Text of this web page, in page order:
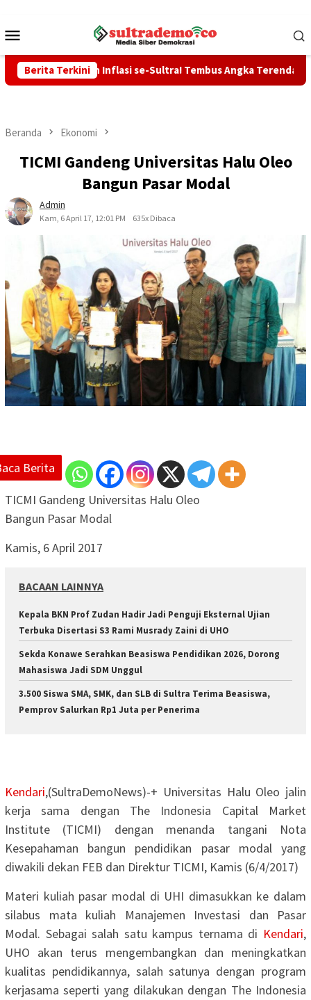
konten
Mobile
Berita Terkini
Inflasi se-Sultra! Tembus Angka Terendah 1,49% di
Beranda Ekonomi
TICMI Gandeng Universitas Halu Oleo
Bangun Pasar Modal
Admin
Kam, 6 April 17, 12:01 PM 635x Dibaca
Berita
TICMI Gandeng Universitas Halu Oleo
Bangun Pasar Modal
Kamis, 6 April 2017
BACAAN LAINNYA
Kepala BKN Prof Zudan Hadir Jadi Penguji Eksternal Ujian
Terbuka Disertasi S3 Rami Musrady Zaini di UHO
Sekda Konawe Serahkan Beasiswa Pendidikan 2026, Dorong
Mahasiswa Jadi SDM Unggul
3.500 Siswa SMA, SMK, dan SLB di Sultra Terima Beasiswa,
Pemprov Salurkan Rp1 Juta per Penerima
Kendari,(SultraDemoNews)-+ Universitas Halu Oleo jalin
kerja sama dengan The Indonesia Capital Market
Institute (TICMI) dengan menanda tangani Nota
Kesepahaman bangun pendidikan pasar modal yang
diwakili dekan FEB dan Direktur TICMI, Kamis (6/4/2017)
Materi kuliah pasar modal di UHI dimasukkan ke dalam
silabus mata kuliah Manajemen Investasi dan Pasar
Modal. Sebagai salah satu kampus ternama di Kendari,
UHO akan terus mengembangkan dan meningkatkan
kualitas pendidikannya, salah satunya dengan program
kerjasama seperti yang dilakukan dengan The Indonesia